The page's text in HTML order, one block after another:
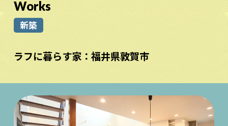
Works
新築
ラフに暮らす家：福井県敦賀市